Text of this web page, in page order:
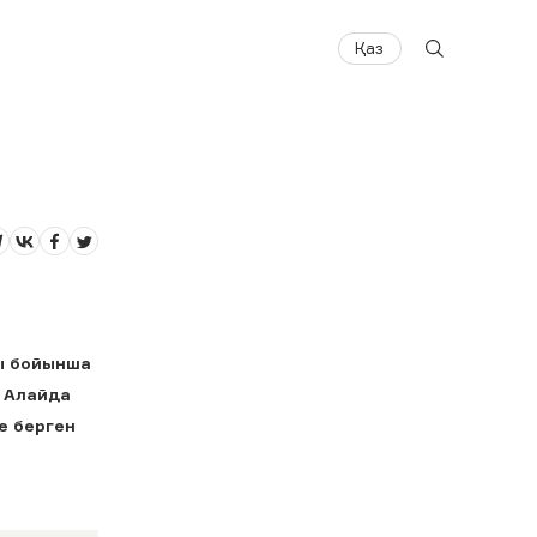
Қаз
бойынша
Алайда
берген